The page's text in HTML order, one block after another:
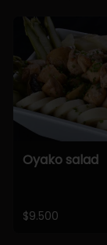
Oyako salad
$9.500